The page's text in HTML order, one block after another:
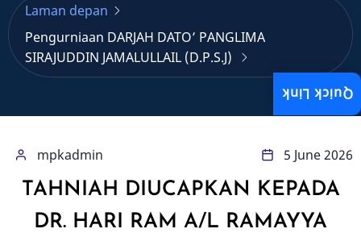
Laman depan
Pengurniaan DARJAH DATO’ PANGLIMA
SIRAJUDDIN JAMALULLAIL (D.P.S.J)
mpkadmin 5 June 2026
TAHNIAH DIUCAPKAN KEPADA
DR. HARI RAM A/L RAMAYYA
Quick Link